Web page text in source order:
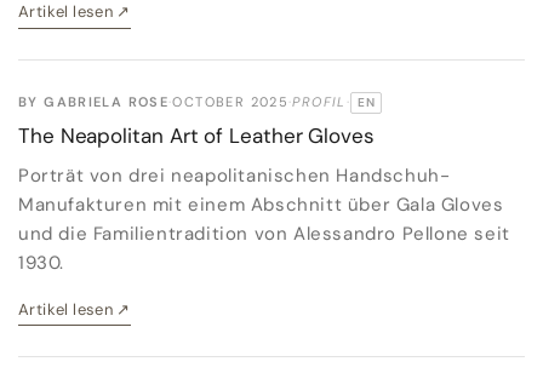
Artikel lesen ↗
BY GABRIELA ROSE·OCTOBER 2025 ·PROFIL · ORIGINALSPRACHE:
EN
The Neapolitan Art of Leather Gloves
Porträt von drei neapolitanischen Handschuh-
Manufakturen mit einem Abschnitt über Gala Gloves
und die Familientradition von Alessandro Pellone seit
1930.
Artikel lesen ↗